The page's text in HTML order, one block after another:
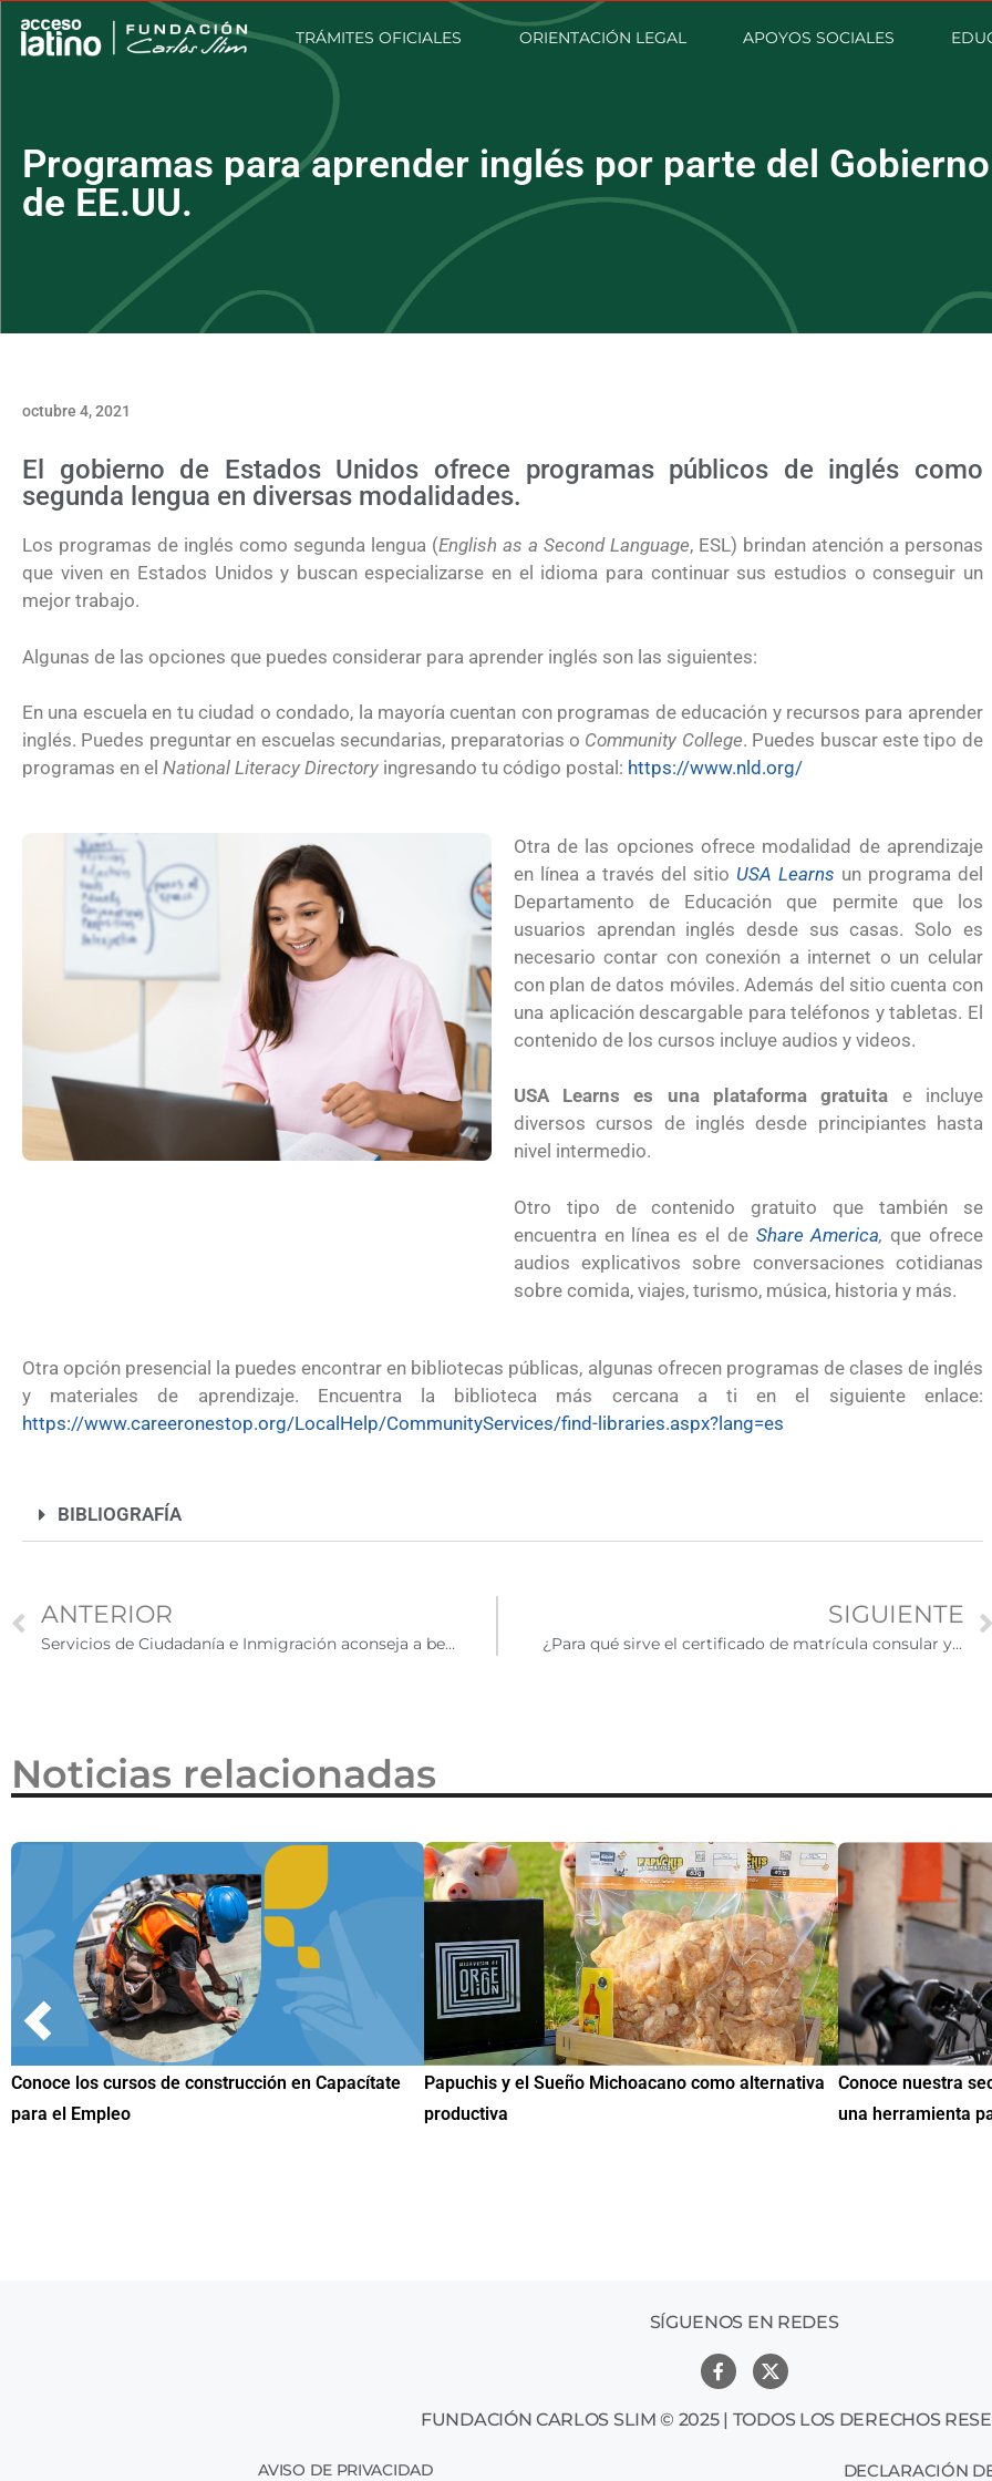
TRÁMITES OFICIALES ORIENTACIÓN LEGAL APOYOS SOCIALES
Programas para aprender inglés por parte del Gobierno
de EE.UU.
octubre 4, 2021
El gobierno de Estados Unidos ofrece programas públicos de inglés como
segunda lengua en diversas modalidades.
Los programas de inglés como segunda lengua (English as a Second Language, ESL) brindan atención a personas
que viven en Estados Unidos y buscan especializarse en el idioma para continuar sus estudios o conseguir un
mejor trabajo.
Algunas de las opciones que puedes considerar para aprender inglés son las siguientes:
En una escuela en tu ciudad o condado, la mayoría cuentan con programas de educación y recursos para aprender
inglés. Puedes preguntar en escuelas secundarias, preparatorias o Community College. Puedes buscar este tipo de
programas en el National Literacy Directory ingresando tu código postal: https://www.nld.org/
Otra de las opciones ofrece modalidad de aprendizaje
en línea a través del sitio USA Learns un programa del
Departamento de Educación que permite que los
usuarios aprendan inglés desde sus casas. Solo es
necesario contar con conexión a internet o un celular
con plan de datos móviles. Además del sitio cuenta con
una aplicación descargable para teléfonos y tabletas. El
contenido de los cursos incluye audios y videos.
USA Learns es una plataforma gratuita e incluye
diversos cursos de inglés desde principiantes hasta
nivel intermedio.
Otro tipo de contenido gratuito que también se
encuentra en línea es el de Share America, que ofrece
audios explicativos sobre conversaciones cotidianas
sobre comida, viajes, turismo, música, historia y más.
Otra opción presencial la puedes encontrar en bibliotecas públicas, algunas ofrecen programas de clases de inglés
y materiales de aprendizaje. Encuentra la biblioteca más cercana a ti en el siguiente enlace:
https://www.careeronestop.org/LocalHelp/CommunityServices/find-libraries.aspx?lang=es
BIBLIOGRAFÍA
ANTERIOR
Servicios de Ciudadanía e Inmigración aconseja a beneficiarios de DACA sobre su renovación
SIGUIENTE
¿Para qué sirve el certificado de matrícula consular y cómo tramitarlo?
¿Cómo inscribirse a Jóvenes Construyendo el
Futuro para capacitarse al regresar a México?
Conoce los cursos de construcción en Capacítate
para el Empleo
Noticias relacionadas
Papuchis y el Sueño Michoacano como alternativa
productiva
Conoce nuestra sección de Educación y Empleo:
una herramienta para encontrar oportunidades
IMME realiza la
de Educación
SÍGUENOS EN REDES
FUNDACIÓN CARLOS SLIM © 2025 | TODOS LOS DERECHOS
AVISO DE PRIVACIDAD DECLARACIÓN